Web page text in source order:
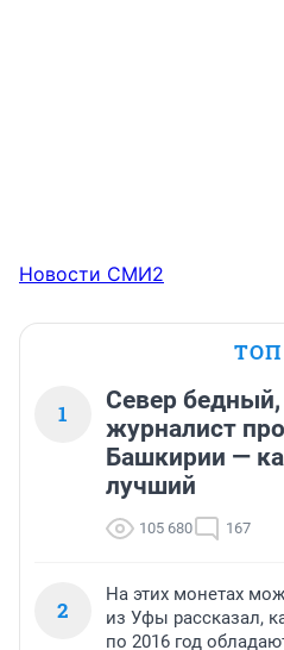
Новости СМИ2
ТОП
1
Север
журналист
Башкирии —
лучший
105 680 167
2
На этих монетах
из Уфы рассказал,
по 2016 год